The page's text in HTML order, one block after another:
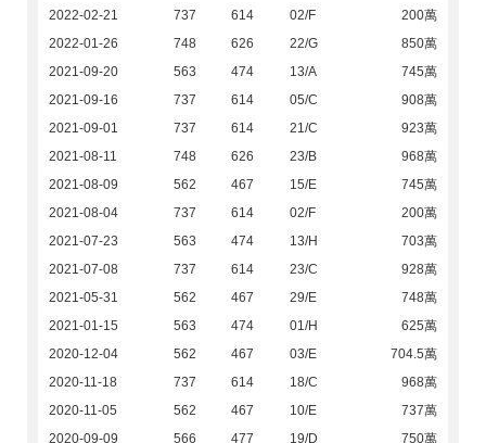
2022-02-21
737 614 02/F
200萬
2022-01-26
748 626 22/G
850萬
2021-09-20
563 474 13/A
745萬
2021-09-16
737 614 05/C
908萬
2021-09-01
737 614 21/C
923萬
2021-08-11
748 626 23/B
968萬
2021-08-09
562 467 15/E
745萬
2021-08-04
737 614 02/F
200萬
2021-07-23
563 474 13/H
703萬
2021-07-08
737 614 23/C
928萬
2021-05-31
562 467 29/E
748萬
2021-01-15
563 474 01/H
625萬
2020-12-04
562 467 03/E
704.5萬
2020-11-18
737 614 18/C
968萬
2020-11-05
562 467 10/E
737萬
2020-09-09
566 477 19/D
750萬